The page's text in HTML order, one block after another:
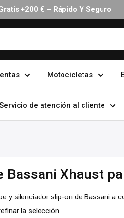
+200 € – Rápido Y Seguro
Motocicletas
Servicio de atención al cliente
Bassani Xhaust
y silenciador slip-on de Bassani a
la selección.